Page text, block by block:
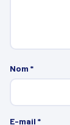
Nom *
E-mail *